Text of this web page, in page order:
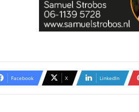
Facebook X LinkedIn